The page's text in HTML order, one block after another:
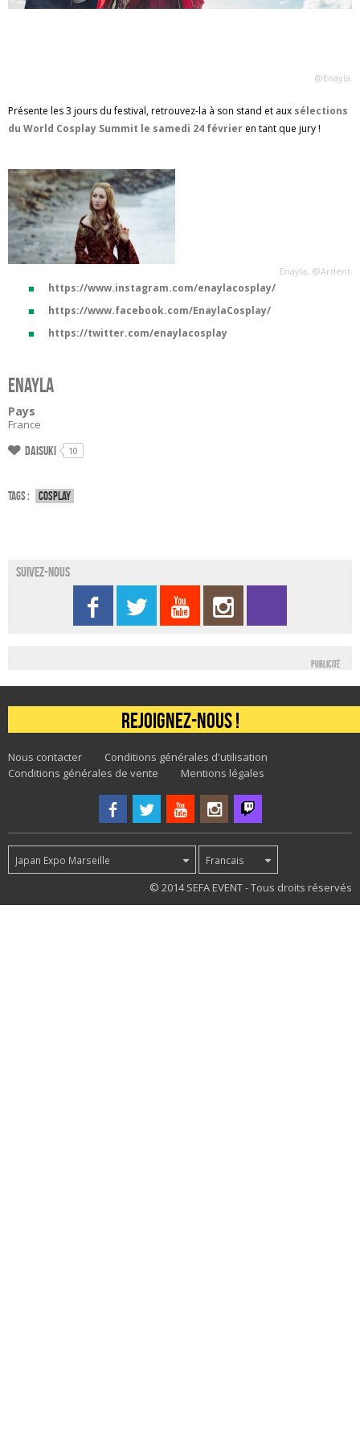
@Enayla
Présente les 3 jours du festival, retrouvez-la à son stand et aux sélections
du World Cosplay Summit le samedi 24 février en tant que jury !
Enayla, @Ardent
https://www.instagram.com/enaylacosplay/
https://www.facebook.com/EnaylaCosplay/
https://twitter.com/enaylacosplay
Enayla
Pays
France
Daisuki 10
Tags : Cosplay
Suivez-nous
Publicité
Rejoignez-nous !
Nous contacter
Conditions générales d'utilisation
Conditions générales de vente
Mentions légales
Japan Expo Marseille Francais
© 2014 SEFA EVENT - Tous droits réservés